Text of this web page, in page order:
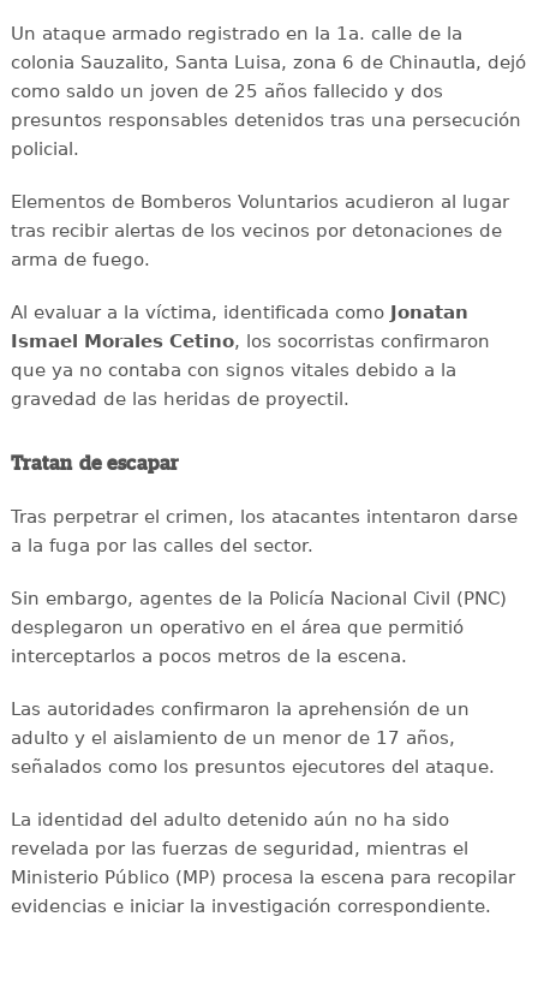
Un ataque armado registrado en la 1a. calle de la
colonia Sauzalito, Santa Luisa, zona 6 de Chinautla, dejó
como saldo un joven de 25 años fallecido y dos
presuntos responsables detenidos tras una persecución
policial.
Elementos de Bomberos Voluntarios acudieron al lugar
tras recibir alertas de los vecinos por detonaciones de
arma de fuego.
Al evaluar a la víctima, identificada como Jonatan
Ismael Morales Cetino, los socorristas confirmaron
que ya no contaba con signos vitales debido a la
gravedad de las heridas de proyectil.
Tratan de escapar
Tras perpetrar el crimen, los atacantes intentaron darse
a la fuga por las calles del sector.
Sin embargo, agentes de la Policía Nacional Civil (PNC)
desplegaron un operativo en el área que permitió
interceptarlos a pocos metros de la escena.
Las autoridades confirmaron la aprehensión de un
adulto y el aislamiento de un menor de 17 años,
señalados como los presuntos ejecutores del ataque.
La identidad del adulto detenido aún no ha sido
revelada por las fuerzas de seguridad, mientras el
Ministerio Público (MP) procesa la escena para recopilar
evidencias e iniciar la investigación correspondiente.